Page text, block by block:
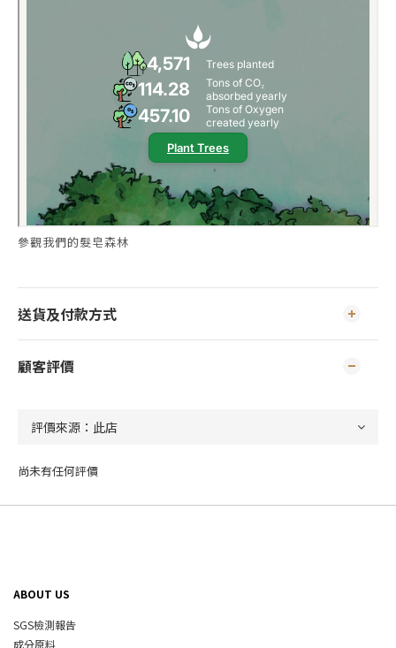
參觀我們的髮皂森林
送貨及付款方式
顧客評價
尚未有任何評價
ABOUT US
SGS檢測報告
成分原料